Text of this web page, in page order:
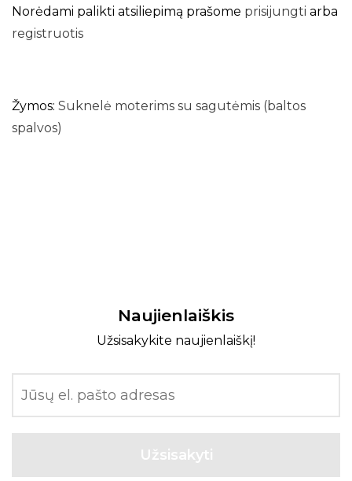
Norėdami palikti atsiliepimą prašome prisijungti arba
registruotis
Žymos: Suknelė moterims su sagutėmis (baltos
spalvos)
Naujienlaiškis
Užsisakykite naujienlaiškį!